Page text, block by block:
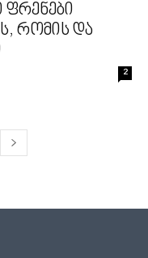
რომის და
2